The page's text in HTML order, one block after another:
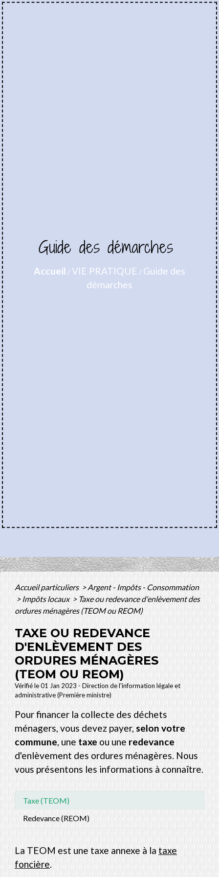
Guide des démarches
Accueil /VIE PRATIQUE / Guide des
démarches
Accueil particuliers>Argent - Impôts - Consommation
> Impôts locaux> Taxe ou redevance d'enlèvement des
ordures ménagères (TEOM ou REOM)
TAXE OU REDEVANCE
D'ENLÈVEMENT DES
ORDURES MÉNAGÈRES
(TEOM OU REOM)
Vérifié le 01 Jan 2023 - Direction de l'information légale et
administrative (Première ministre)
Pour financer la collecte des déchets
ménagers, vous devez payer,selon votre
commune, unetaxeou uneredevance
d'enlèvement des ordures ménagères. Nous
vous présentons les informations à connaître.
Taxe (TEOM)
Redevance (REOM)
La TEOM est une taxe annexe à lataxe
foncière.